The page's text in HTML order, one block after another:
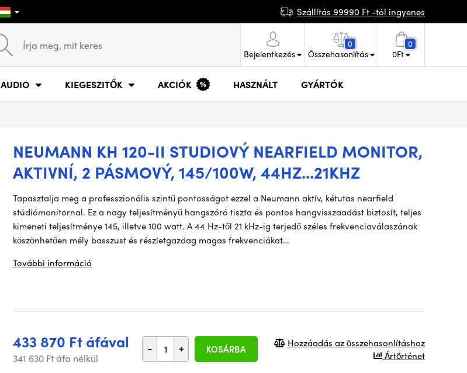
Szállítás 99990 Ft -tól ingyenes
Bejelentkezés
0
Összehasonlítás
0
0Ft
AUDIO KIEGESZITŐK AKCIÓK HASZNÁLT GYÁRTÓK
NEUMANN KH 120-II STUDIOVÝ NEARFIELD MONITOR,
AKTIVNÍ, 2 PÁSMOVÝ, 145/100W, 44HZ...21KHZ
Tapasztalja meg a professzionális szintű pontosságot ezzel a Neumann aktív, kétutas nearfield
stúdiómonitornal. Ez a nagy teljesítményű hangszóró tiszta és pontos hangvisszaadást biztosít, teljes
kimeneti teljesítménye 145, illetve 100 watt. A 44 Hz-től 21 kHz-ig terjedő széles frekvenciaválaszának
köszönhetően mély basszust és részletgazdag magas frekvenciákat…
További információ
433 870 Ft áfával
341 630 Ft áfa nélkül
- + KOSÁRBA
Hozzáadás az összehasonlításhoz
Ártörténet